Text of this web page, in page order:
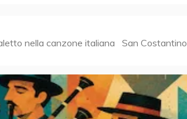
nella canzone italiana San Costantino